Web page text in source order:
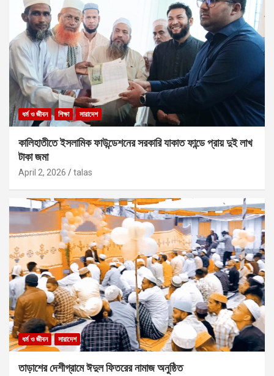
ধর্ম ও জীবন শিক্ষা সারাদেশ
কালিহাতীতে ইসলামিক ফাউন্ডেশনের সরকারি যাকাত ফান্ডে প্রায় দুই লাখ
টাকা জমা
April 2, 2026 talas
ধর্ম ও জীবন সারাদেশ
তাড়াশের দেশীগ্রামে ঈদুল ফিতরের নামাজ অনুষ্ঠিত